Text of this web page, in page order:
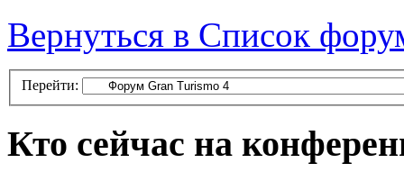
Вернуться в Список
Перейти:
Кто сейчас на